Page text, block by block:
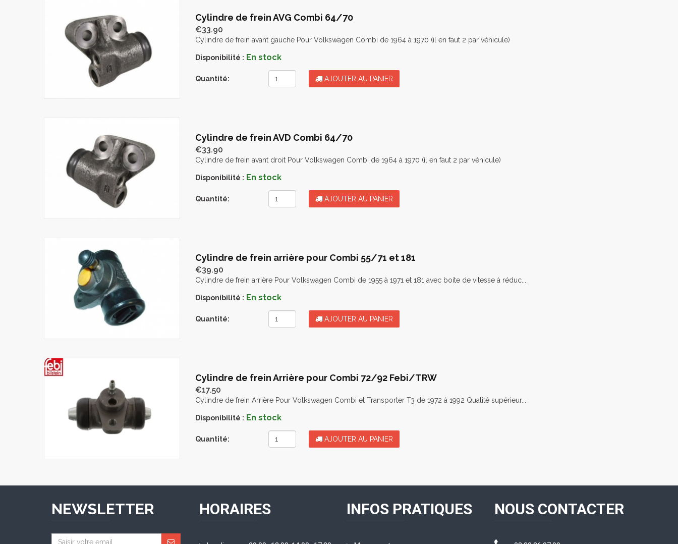
Cylindre de frein AVG Combi 64/70
€33.90
Cylindre de frein avant gauche Pour Volkswagen Combi de 1964 à 1970 (il en faut 2 par véhicule)
Disponibilité : En stock
Quantité: AJOUTER AU PANIER
Cylindre de frein AVD Combi 64/70
€33.90
Cylindre de frein avant droit Pour Volkswagen Combi de 1964 à 1970 (il en faut 2 par véhicule)
Disponibilité : En stock
Quantité: AJOUTER AU PANIER
Cylindre de frein arrière pour Combi 55/71 et 181
€39.90
Cylindre de frein arrière Pour Volkswagen Combi de 1955 à 1971 et 181 avec boite de vitesse à réduc...
Disponibilité : En stock
Quantité: AJOUTER AU PANIER
Cylindre de frein Arrière pour Combi 72/92 Febi/TRW
€17.50
Cylindre de frein Arrière Pour Volkswagen Combi et Transporter T3 de 1972 à 1992 Qualité supérieur...
Disponibilité : En stock
Quantité: AJOUTER AU PANIER
NEWSLETTER HORAIRES INFOS PRATIQUES NOUS CONTACTER